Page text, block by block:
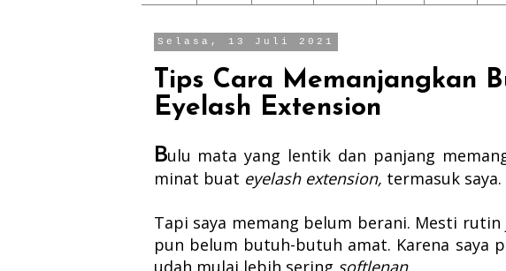
Selasa, 13 Juli 2021
Tips Cara Memanjangkan
Eyelash Extension
Bulu mata yang lentik dan panjang
minat buat eyelash extension, termasuk saya.
Tapi saya memang belum berani. Mesti rutin
pun belum butuh-butuh amat. Karena saya
udah mulai lebih sering softlenan.